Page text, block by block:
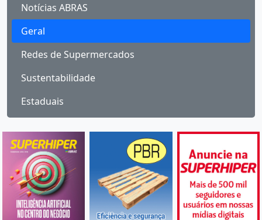
Notícias ABRAS
Geral
Redes de Supermercados
Sustentabilidade
Estaduais